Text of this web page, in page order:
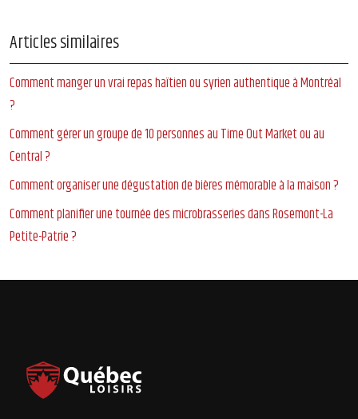
Articles similaires
Comment manger un vrai repas haïtien ou syrien authentique à Montréal
?
Comment gérer un groupe de 10 personnes au Time Out Market ou au
Central ?
Comment organiser une dégustation de bières mémorable à la maison ?
Comment planifier une tournée des microbrasseries dans Rosemont-La
Petite-Patrie ?